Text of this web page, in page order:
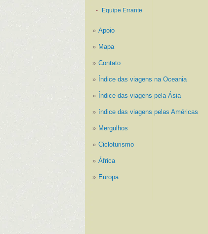
Equipe Errante
Apoio
Mapa
Contato
Índice das viagens na Oceania
Índice das viagens pela Ásia
índice das viagens pelas Américas
Mergulhos
Cicloturismo
África
Europa